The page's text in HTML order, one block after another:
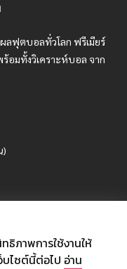
ลฟุตบอลทั่วโลก ฟรีเมียร์
อมทั้งวิเคราะห์บอล จาก
)
ภาพการใช้งานให้
บไซต์นี้ต่อไป อ่าน